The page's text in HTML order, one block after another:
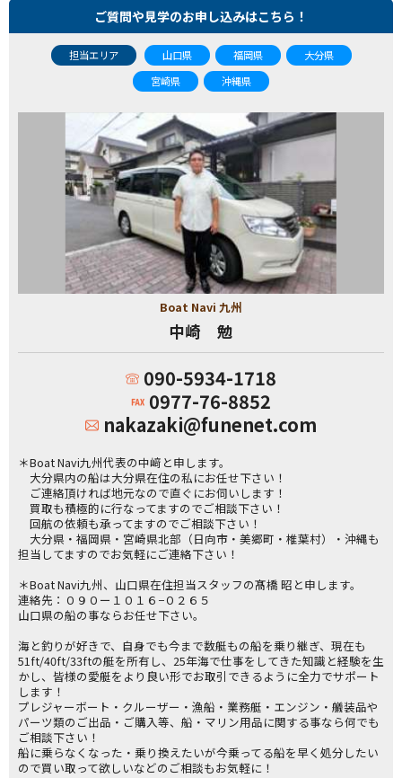
ご質問や見学のお申し込みはこちら！
担当エリア 山口県 福岡県
大分県
宮崎県
沖縄県
Boat Navi 九州
中崎 勉
090-5934-1718
0977-76-8852
nakazaki@funenet.com
＊Boat Navi九州代表の中﨑と申します。
大分県内の船は大分県在住の私にお任せ下さい！
ご連絡頂ければ地元なので直ぐにお伺いします！
買取も積極的に行なってますのでご相談下さい！
回航の依頼も承ってますのでご相談下さい！
大分県・福岡県・宮崎県北部（日向市・美郷町・椎葉村）・沖縄も
担当してますのでお気軽にご連絡下さい！
＊Boat Navi九州、山口県在住担当スタッフの髙橋 昭と申します。
連絡先：０９０ー１０１６−０２６５
山口県の船の事ならお任せ下さい。
海と釣りが好きで、自身でも今まで数艇もの船を乗り継ぎ、現在も
51ft/40ft/33ftの艇を所有し、25年海で仕事をしてきた知識と経験を生
かし、皆様の愛艇をより良い形でお取引できるように全力でサポート
します！
プレジャーボート・クルーザー・漁船・業務艇・エンジン・艤装品や
パーツ類のご出品・ご購入等、船・マリン用品に関する事なら何でも
ご相談下さい！
船に乗らなくなった・乗り換えたいが今乗ってる船を早く処分したい
ので買い取って欲しいなどのご相談もお気軽に！